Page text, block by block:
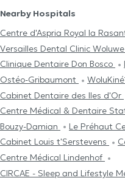
FORMATIONS :
Certificat en Hypnose
PTR,
IMHEB Institut Milton H
Certificat en Thérapie
Bardot, Institut Mimethys à
Modèle d'intervention
IMHEB Institut Milton H
Nearby Hospitals
Centre d'Aspria Royal la
Versailles Dental Clinic Woluwe
Clinique Dentaire Don Bosco
Ostéo-Gribaumont
Cabinet Dentaire des Iles d'Or
Centre Médical & Dentaire
Bouzy-Damian
Le Préhaut
Cabinet Louis t'Serstevens
Centre Médical Lindenhof
CIRCAE - Sleep and Lifestyle